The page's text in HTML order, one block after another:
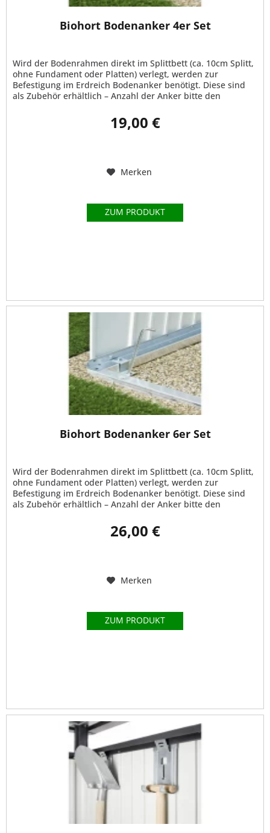
Biohort Bodenanker 4er Set
Wird der Bodenrahmen direkt im Splittbett (ca. 10cm Splitt,
ohne Fundament oder Platten) verlegt, werden zur
Befestigung im Erdreich Bodenanker benötigt. Diese sind
als Zubehör erhältlich – Anzahl der Anker bitte den
19,00 €
Merken
ZUM PRODUKT
Biohort Bodenanker 6er Set
Wird der Bodenrahmen direkt im Splittbett (ca. 10cm Splitt,
ohne Fundament oder Platten) verlegt, werden zur
Befestigung im Erdreich Bodenanker benötigt. Diese sind
als Zubehör erhältlich – Anzahl der Anker bitte den
26,00 €
Merken
ZUM PRODUKT